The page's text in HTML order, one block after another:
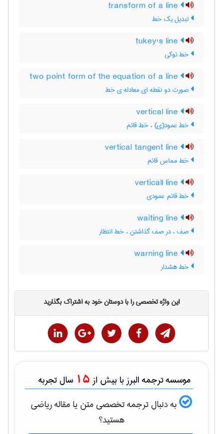
تبدیل یک خط
خط توکی
صورت دو نقطه ای معادله ی خط
خط عمود(ی) ، خط قائم
خط مماس قائم
خط قائم عمودی
صف ، در صف گذاشتن ، خط انتظار
خط هشدار
این واژه تخصصی را با دوستان خود به اشتراک بگذارید
موسسه ترجمه البرز با بیش از 15 سال تجربه
به دنبال ترجمه تخصصی متن یا مقالهرياضی
هستید؟